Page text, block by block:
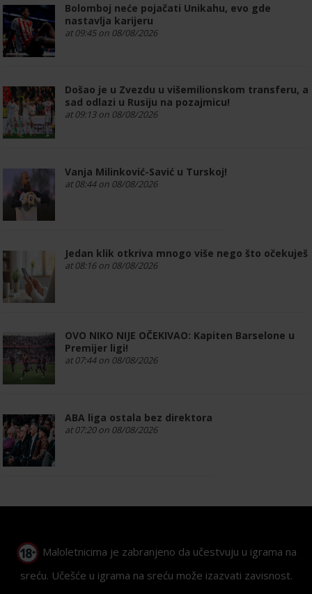
Bolomboj neće pojačati Unikahu, evo gde
nastavlja karijeru
at 09:45 on 08/08/2026
Došao je u Zvezdu u višemilionskom transferu, a
sad odlazi u Rusiju na pozajmicu!
at 09:13 on 08/08/2026
Vanja Milinković-Savić u Turskoj!
at 08:44 on 08/08/2026
Jedan klik otkriva mnogo više nego što očekuješ
at 08:16 on 08/08/2026
OVO NIKO NIJE OČEKIVAO: Kapiten Barselone u
Premijer ligi!
at 07:44 on 08/08/2026
ABA liga ostala bez direktora
at 07:20 on 08/08/2026
Maloletnicima je zabranjeno da učestvuju u igrama na
sreću. Učešće u igrama na sreću može izazvati zavisnost.